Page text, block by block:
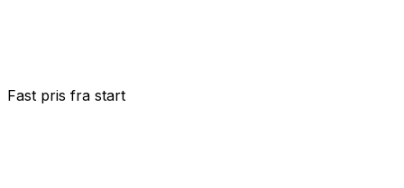
Fast pris fra start